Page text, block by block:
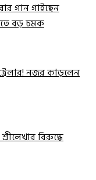
গান গাইছেন
বড় চমক
ট্রেলার! নজর কাড়লেন
বিরুদ্ধে